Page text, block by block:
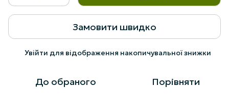
Замовити швидко
Увійти для відображення накопичувальної знижки
До обраного Порівняти